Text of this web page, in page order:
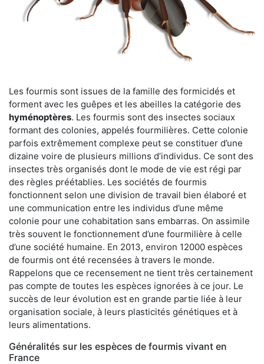
Les fourmis sont issues de la famille des formicidés et
forment avec les guêpes et les abeilles la catégorie des
hyménoptères. Les fourmis sont des insectes sociaux
formant des colonies, appelés fourmilières. Cette colonie
parfois extrêmement complexe peut se constituer d’une
dizaine voire de plusieurs millions d’individus. Ce sont des
insectes très organisés dont le mode de vie est régi par
des règles préétablies. Les sociétés de fourmis
fonctionnent selon une division de travail bien élaboré et
une communication entre les individus d’une même
colonie pour une cohabitation sans embarras. On assimile
très souvent le fonctionnement d’une fourmilière à celle
d’une société humaine. En 2013, environ 12000 espèces
de fourmis ont été recensées à travers le monde.
Rappelons que ce recensement ne tient très certainement
pas compte de toutes les espèces ignorées à ce jour. Le
succès de leur évolution est en grande partie liée à leur
organisation sociale, à leurs plasticités génétiques et à
leurs alimentations.
Généralités sur les espèces de fourmis vivant en
France